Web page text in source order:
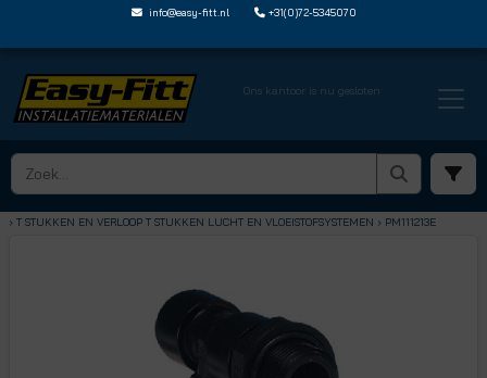
info@easy-fitt.nl +31(0)72-5345070
Ons kantoor is nu gesloten
HOME › SPEEDFIT LUCHT EN VLOEISTOFFEN
› T STUKKEN EN VERLOOP T STUKKEN LUCHT EN VLOEISTOFSYSTEMEN › PM111213E